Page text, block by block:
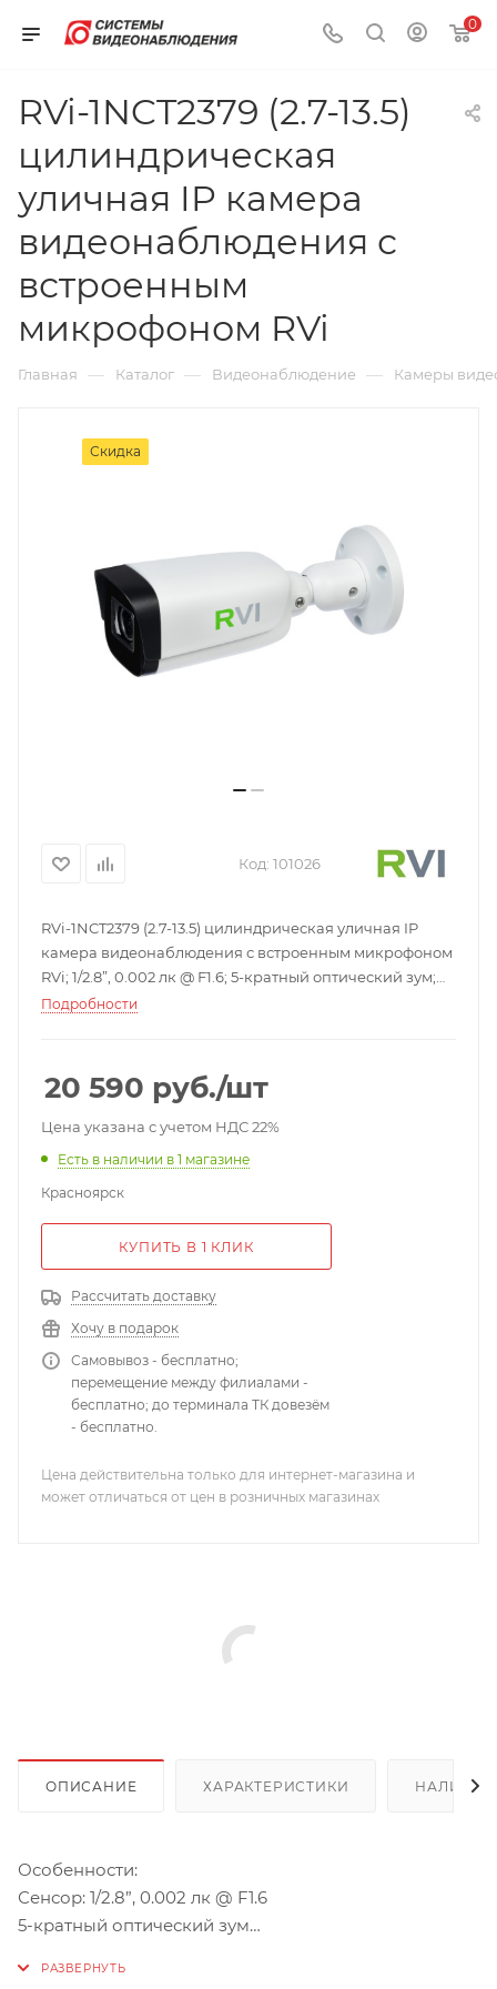
0
RVi-1NCT2379 (2.7-13.5)
цилиндрическая
уличная IP камера
видеонаблюдения с
встроенным
микрофоном RVi
Главная — Каталог — Видеонаблюдение — Камеры
Скидка
Код: 101026
RVi-1NCT2379 (2.7-13.5) цилиндрическая уличная IP
камера видеонаблюдения с встроенным микрофоном
RVi; 1/2.8”, 0.002 лк @ F1.6; 5-кратный оптический зум;
ИК-подсветка до 80 м; WDR (120 дБ); анти-туман;
DC 12 В; IP67; металл; 238.4х90.1х90.1 мм; -40°С...60°С;
920 г.
Подробности
20 590 руб./шт
Цена указана с учетом НДС 22%
Есть в наличии в 1 магазине
Красноярск
КУПИТЬ В 1 КЛИК
Рассчитать доставку
Хочу в подарок
Самовывоз - бесплатно;
перемещение между филиалами -
бесплатно; до терминала ТК довезём
- бесплатно.
Цена действительна только для интернет-магазина и
может отличаться от цен в розничных магазинах
ОПИСАНИЕ ХАРАКТЕРИСТИКИ НАЛИЧИЕ
Особенности:
Сенсор: 1/2.8”, 0.002 лк @ F1.6
5-кратный оптический зум